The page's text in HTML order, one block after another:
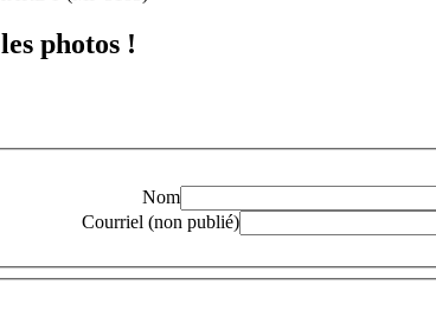
photos !
Nom
Courriel (non publié)